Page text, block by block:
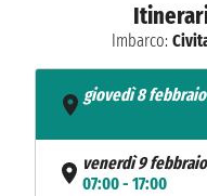
Imbarco:
giovedì 8
venerdì 9
07:00 - 17:00